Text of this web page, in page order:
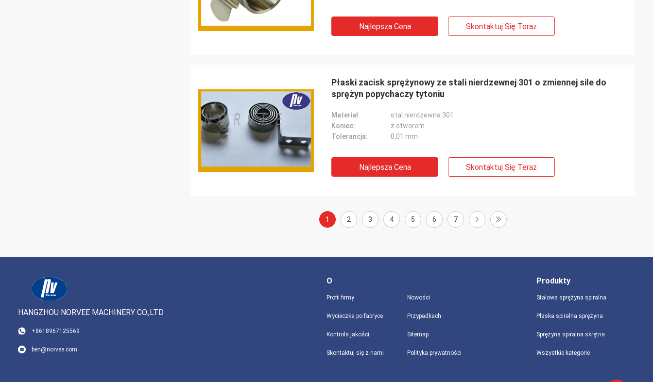
Najlepsza Cena Skontaktuj Się Teraz
Płaski zacisk sprężynowy ze stali nierdzewnej 301 o zmiennej sile do
sprężyn popychaczy tytoniu
Materiał:
stal nierdzewna 301
Koniec:
z otworem
Tolerancja:
0,01 mm
Najlepsza Cena Skontaktuj Się Teraz
1 2 3 4 5 6 7
HANGZHOU NORVEE MACHINERY CO.,LTD
+8618967125569
ben@norvee.com
O
Profil firmy
Wycieczka po fabryce
Kontrola jakości
Skontaktuj się z nami
Nowości
Przypadkach
Sitemap
Polityka prywatności
Produkty
Stalowa sprężyna spiralna
Płaska spiralna sprężyna
Sprężyna spiralna skrętna
Wszystkie kategorie